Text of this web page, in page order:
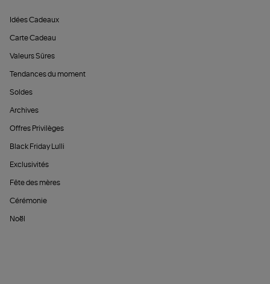
Idées Cadeaux
Carte Cadeau
Valeurs Sûres
Tendances du moment
Soldes
Archives
Offres Privilèges
Black Friday Lulli
Exclusivités
Fête des mères
Cérémonie
Noël